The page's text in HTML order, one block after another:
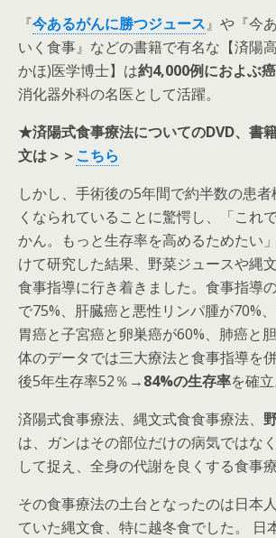
『今あるがんに勝つジュース』や『今
いく食事』などの書籍で有名な【済陽
かほ)医学博士】は約4,000例におよぶ
消化器外科の名医として活躍。
★済陽式食事療法についてのDVD、書
文は＞＞ こちら
しかし、手術後の5年間で約半数の患
くなられていることに驚愕し、「これ
かん。もっと生存率を高めるためたい
けて研究した結果、野菜ジュースや縄
食事指導に行き着きました。食事指導
で75%、肝臓癌と悪性リンパ腫が70%、
胃癌と子宮癌と卵巣癌が60%、肺癌と
体のデータでは三大療法と食事指導を
後5年生存率52％→84%の生存率を確立
済陽式食事療法、縄文式食食事療法、
は、ガンはその部位だけの病気ではな
して捉え、全身の代謝を良くする食事療
その食事療法の土台となったのは日本
ていた縄文食、特に越冬食でした。 日